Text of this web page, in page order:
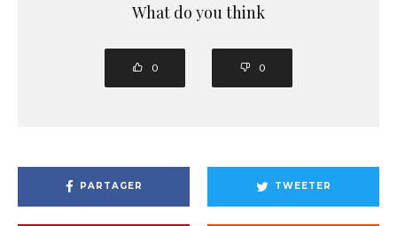
What do you think
0 0
PARTAGER TWEETER